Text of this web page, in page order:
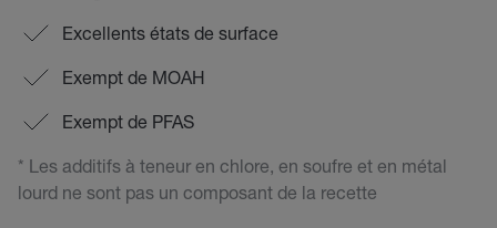
Excellents états de surface
Exempt de MOAH
Exempt de PFAS
* Les additifs à teneur en chlore, en soufre et en métal
lourd ne sont pas un composant de la recette